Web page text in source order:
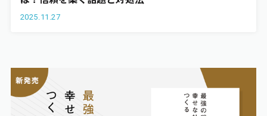
2025.11.27